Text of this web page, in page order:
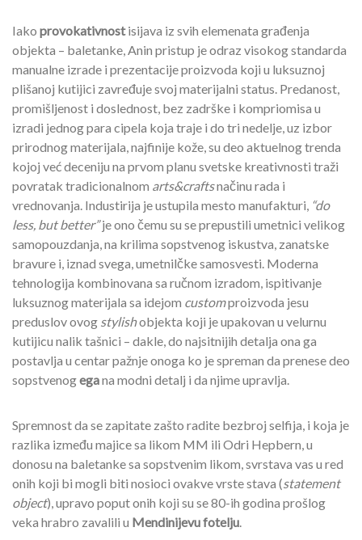
Iako provokativnostisijava iz svih elemenata građenja
objekta – baletanke, Anin pristup je odraz visokog standarda
manualne izrade i prezentacije proizvoda koji u luksuznoj
plišanoj kutijici zavređuje svoj materijalni status. Predanost,
promišljenost i doslednost, bez zadrške i kompriomisa u
izradi jednog para cipela koja traje i do tri nedelje, uz izbor
prirodnog materijala, najfinije kože, su deo aktuelnog trenda
kojoj već deceniju na prvom planu svetske kreativnosti traži
povratak tradicionalnom arts&craftsnačinu rada i
vrednovanja. Industirija je ustupila mesto manufakturi, “do
less, but better”je ono čemu su se prepustili umetnici velikog
samopouzdanja, na krilima sopstvenog iskustva, zanatske
bravure i, iznad svega, umetnilčke samosvesti. Moderna
tehnologija kombinovana sa ručnom izradom, ispitivanje
luksuznog materijala sa idejom customproizvoda jesu
preduslov ovog stylishobjekta koji je upakovan u velurnu
kutijicu nalik tašnici – dakle, do najsitnijih detalja ona ga
postavlja u centar pažnje onoga ko je spreman da prenese deo
sopstvenogegana modni detalj i da njime upravlja.
Spremnost da se zapitate zašto radite bezbroj selfija, i koja je
razlika između majice sa likom MM ili Odri Hepbern, u
donosu na baletanke sa sopstvenim likom, svrstava vas u red
onih koji bi mogli biti nosioci ovakve vrste stava (statement
object), upravo poput onih koji su se 80-ih godina prošlog
veka hrabro zavalili u Mendinijevu fotelju